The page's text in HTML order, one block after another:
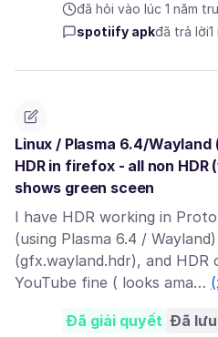
đã hỏi vào lúc 1 năm
spotiify apkđã trả lời
Linux / Plasma 6.4/
HDR in firefox - all non
shows green sceen
I have HDR working in
(using Plasma 6.4 /
(gfx.wayland.hdr), and
YouTube fine ( looks ama…
Đã giải quyết Đã